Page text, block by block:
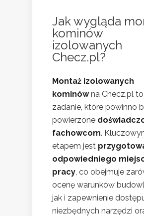
Jak wygląda
kominów
izolowanych
Checz.pl?
Montaż izolowanych
kominówna Checz.pl to
zadanie, które powinno
powierzone
fachowcom.
etapem jest
odpowiedniego
pracy , co obejmuje
ocenę warunków
jak i zapewnienie
niezbędnych narzędzi